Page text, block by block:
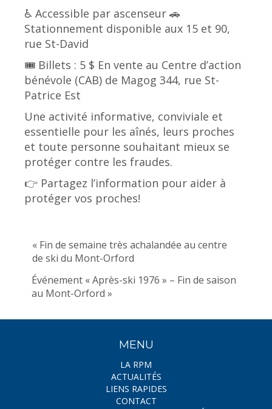
♿ Accessible par ascenseur 🚗
Stationnement disponible aux 15 et 90,
rue St-David
🎟 Billets : 5 $ En vente au Centre d’action
bénévole (CAB) de Magog 344, rue St-
Patrice Est
Une activité informative, conviviale et
essentielle pour les aînés, leurs proches
et toute personne souhaitant mieux se
protéger contre les fraudes.
👉 Partagez l’information pour aider à
protéger vos proches!
« Fin de semaine très achalandée au centre
de ski du Mont-Orford
Événement « Après-ski 1976 » – Fin de saison
au Mont-Orford »
MENU
LA RPM
ACTUALITÉS
LIENS RAPIDES
CONTACT